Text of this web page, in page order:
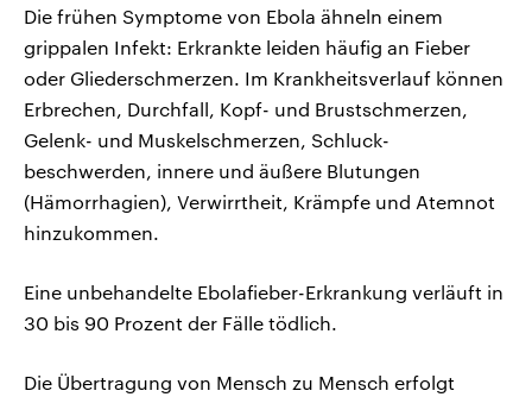
Die frühen Symptome von Ebola ähneln einem
grippalen Infekt: Erkrankte leiden häufig an Fieber
oder Gliederschmerzen. Im Krankheitsverlauf können
Erbrechen, Durchfall, Kopf- und Brust­schmerzen,
Gelenk- und Muskelschmerzen, Schluck­
beschwerden, innere und äußere Blutungen
(Hämorrhagien), Verwirrtheit, Krämpfe und Atemnot
hinzukommen.
Eine unbehandelte Ebolafieber-Erkrankung verläuft in
30 bis 90 Prozent der Fälle tödlich.
Die Übertragung von Mensch zu Mensch erfolgt